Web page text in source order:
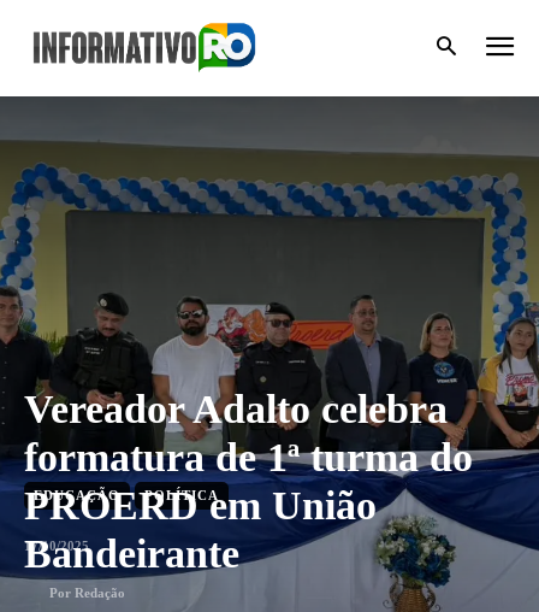
Vereador Adalto celebra
formatura de 1ª turma do
PROERD em União
Bandeirante
EDUCAÇÃO POLÍTICA
17/10/2025
Por Redação